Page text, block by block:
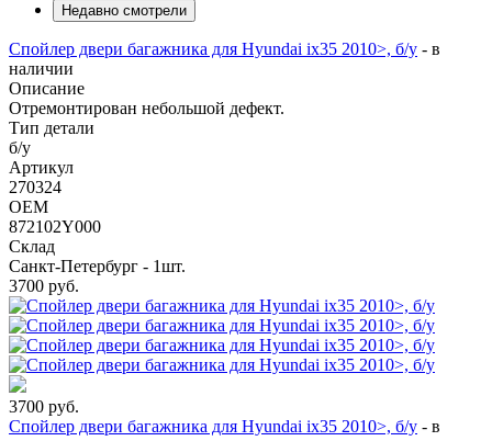
Недавно смотрели
Спойлер двери багажника для Hyundai ix35 2010>, б/у - в
наличии
Описание
Отремонтирован небольшой дефект.
Тип детали
б/у
Артикул
270324
OEM
872102Y000
Склад
Санкт-Петербург - 1шт.
3700 руб.
3700 руб.
Спойлер двери багажника для Hyundai ix35 2010>, б/у - в